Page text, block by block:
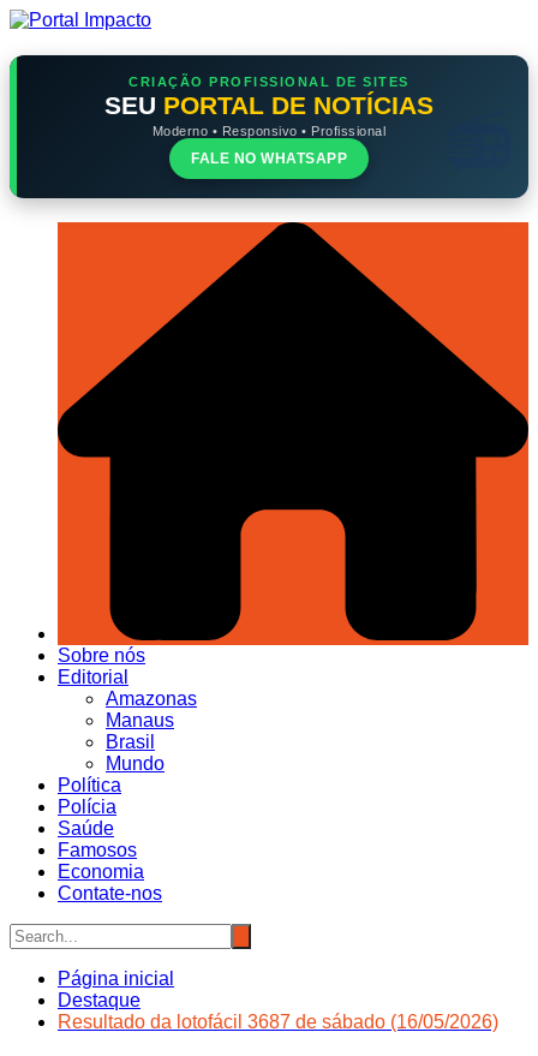
Ir
o
CRIAÇÃO PROFISSIONAL DE SITES
SEU PORTAL DE NOTÍCIAS
Moderno • Responsivo • Profissional
FALE NO WHATSAPP
Sobre nós
Editorial
Amazonas
Manaus
Brasil
Mundo
Política
Polícia
Saúde
Famosos
Economia
Contate-nos
Página inicial
Destaque
Resultado da lotofácil 3687 de sábado (16/05/2026)